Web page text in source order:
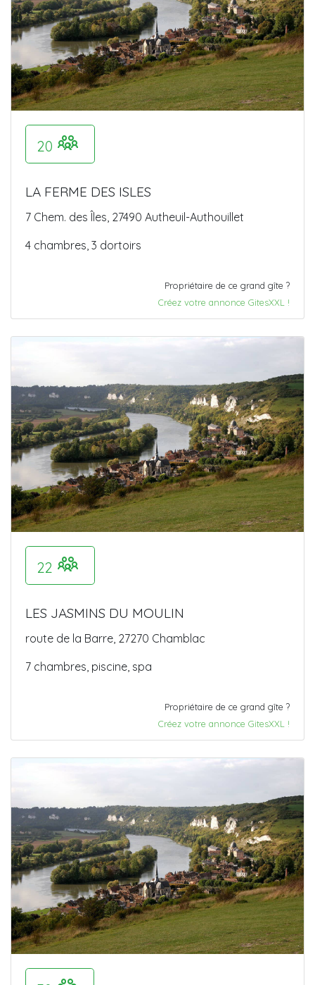
20
LA FERME DES ISLES
7 Chem. des Îles, 27490 Autheuil-Authouillet
4 chambres, 3 dortoirs
Propriétaire de ce grand gîte ?
Créez votre annonce GitesXXL !
22
LES JASMINS DU MOULIN
route de la Barre, 27270 Chamblac
7 chambres, piscine, spa
Propriétaire de ce grand gîte ?
Créez votre annonce GitesXXL !